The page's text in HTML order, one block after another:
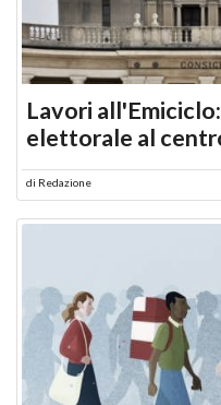
Lavori
elettorale al
di Redazione